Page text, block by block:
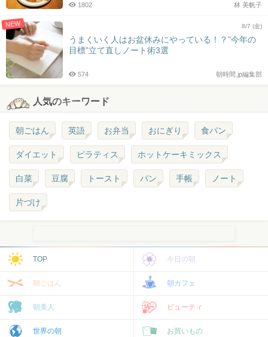
林 美帆子
1802
NEW 8/7 (金)
うまくいく人はお盆休みにやっている！？”今年の
目標”立て直しノート術3選
朝時間.jp編集部
574
人気のキーワード
朝ごはん 英語 お弁当 おにぎり 食パン
ダイエット ピラティス ホットケーキミックス
白菜 豆腐 トースト パン 手帳 ノート
片づけ
TOP 今日の朝
朝ごはん 朝カフェ
朝美人 ビューティ
世界の朝 お買いもの